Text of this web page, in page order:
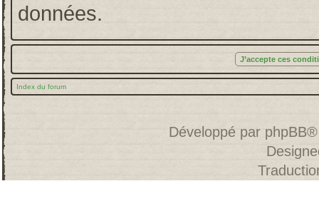
données.
Index du forum
Développé par phpBB®